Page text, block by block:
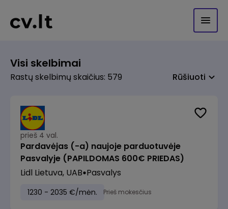
Visi skelbimai
Rastų skelbimų skaičius: 579 Rūšiuoti
prieš 4 val.
Pardavėjas (-a) naujoje parduotuvėje
Pasvalyje (PAPILDOMAS 600€ PRIEDAS)
Lidl Lietuva, UAB Pasvalys
1230 - 2035 €/mėn. Prieš mokesčius